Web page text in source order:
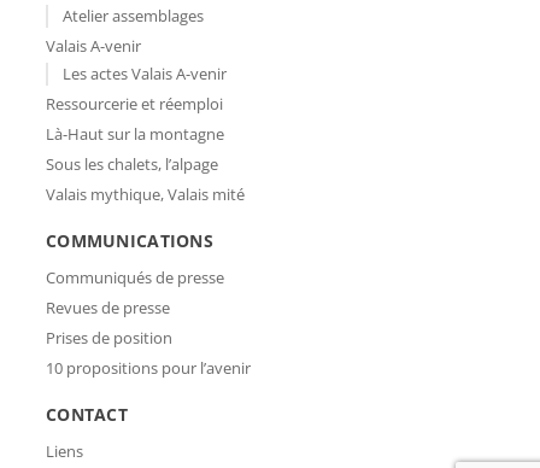
Atelier assemblages
Valais A-venir
Les actes Valais A-venir
Ressourcerie et réemploi
Là-Haut sur la montagne
Sous les chalets, l’alpage
Valais mythique, Valais mité
COMMUNICATIONS
Communiqués de presse
Revues de presse
Prises de position
10 propositions pour l’avenir
CONTACT
Liens